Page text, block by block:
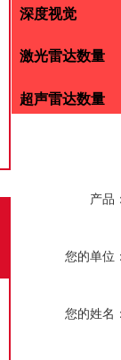
深度视觉
激光雷达数量
超声雷达数量
产品
您的单位
您的姓名